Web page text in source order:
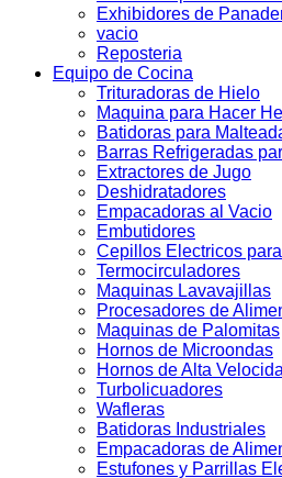
Exhibidores de
vacio
Reposteria
Equipo de Cocina
Trituradoras de Hielo
Maquina para Hacer
Batidoras para
Barras Refrigeradas
Extractores de Jugo
Deshidratadores
Empacadoras al Vacio
Embutidores
Cepillos Electricos
Termocirculadores
Maquinas Lavavajillas
Procesadores de
Maquinas de Palomitas
Hornos de Microondas
Hornos de Alta
Turbolicuadores
Wafleras
Batidoras Industriales
Empacadoras de
Estufones y Parrillas